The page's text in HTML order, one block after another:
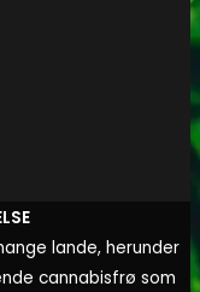
lande, herunder
cannabisfrø som